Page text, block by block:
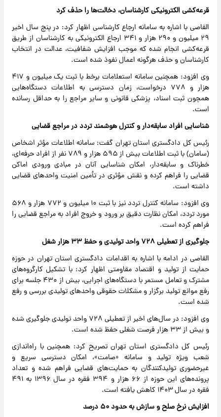
قرعه‌کشی الکترونیکی کارشناسان، دخالت‌ها را حذف کرد
القاصی با اشاره به سامانه ارجاع کارشناسی اظهار کرد: در پنج سال اخیر
۲۹ میلیون و ۲۹۰ هزار و ۳۴۱ ارجاع الکترونیکی به کارشناسان از طریق
قرعه‌کشی انجام شده که موجب افزایش شفافیت، عدالت در انتخاب
کارشناسان و حذف هرگونه اعمال نفوذ شده است.
وی افزود: همچنین سامانه استعلامات برخط با ثبت یک میلیون و ۴۱۷
هزار و ۷۷۸ درخواست، زمان دسترسی به اطلاعات دستگاه‌هایی
همچون ثبت اسناد، پزشکی قانونی و سایر مراجع را به حداقل رسانده
است.
شناسایی افراد سابقه‌دار و کنترل هوشمند تردد در مراجع قضایی
رئیس کل دادگستری استان تهران گفت: سامانه اطلاعات مؤثر اشخاص
(سامان) با ثبت اطلاعات بیش از ۵۹۵ هزار و ۷۸۹ نفر از افراد حرفه‌ای،
خطرناک و سابقه‌دار، امکان شناسایی آنان در مبادی ورودی اماکن
قضایی را فراهم کرده و نقش مؤثری در تأمین امنیت واحدهای قضایی
داشته است.
وی افزود: سامانه کنترل تردد نیز با ثبت ۱۰ میلیون و ۷۷۲ هزار و ۵۶۸
مورد تردد، امکان نظارت دقیق بر ورود و خروج افراد به مراجع قضایی را
فراهم کرده است.
جلوگیری از تعطیلی ۷۲۸ واحد تولیدی و حفظ ۳۳ هزار شغل
القاصی در ادامه با اشاره به اقدامات دادگستری استان تهران در حوزه
حمایت از تولید و اقتصاد مقاومتی اظهار کرد: با تشکیل کارگروه‌های
مشترک و تعامل مستمر با دستگاه‌های اجرایی، بیش از ۴۳۰ جلسه برای
رفع موانع تولید برگزار و مشکلات حقوقی واحدهای تولیدی بررسی و رفع
شده است.
وی افزود: در سال‌های اخیر از تعطیلی ۷۲۸ واحد تولیدی جلوگیری شده
و بیش از ۳۳ هزار فرصت شغلی حفظ شده است.
رئیس کل دادگستری استان تهران تصریح کرد: همچنین با راه‌اندازی
شعب ویژه تولید و سامانه «صامت»، امکان دسترسی سریع و
غیرحضوری تولیدکنندگان به حمایت‌های قضایی فراهم شده و تعداد
پرونده‌های این حوزه از ۶۶ هزار و ۳۹۴ فقره در سال ۱۳۹۶ به ۴۹۱
فقره در سال ۱۴۰۳ کاهش یافته است.
افزایش نرخ صلح و سازش به حدود ۵۰ درصد